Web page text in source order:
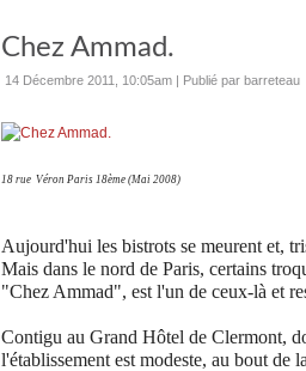
Chez Ammad.
14 Décembre 2011, 10:05am | Publié par barreteau
18 rue Véron Paris 18ème (Mai 2008)
Aujourd'hui les bistrots se meurent et,
Mais dans le nord de Paris, certains
"Chez Ammad", est l'un de ceux-là et
Contigu au Grand Hôtel de Clermont,
l'établissement est modeste, au bout de